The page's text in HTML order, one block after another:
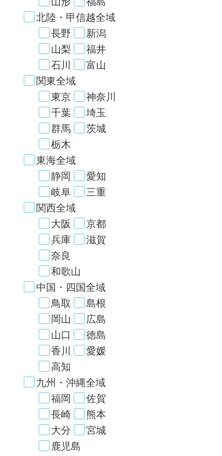
北陸・甲信越全域
長野
新潟
山梨
福井
石川
富山
関東全域
東京
神奈川
千葉
埼玉
群馬
茨城
栃木
東海全域
静岡
愛知
岐阜
三重
関西全域
大阪
京都
兵庫
滋賀
奈良
和歌山
中国・四国全域
鳥取
島根
岡山
広島
山口
徳島
香川
愛媛
高知
九州・沖縄全域
福岡
佐賀
長崎
熊本
大分
宮城
鹿児島